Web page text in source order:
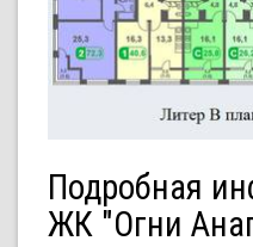
Подробная
ЖК "Огни